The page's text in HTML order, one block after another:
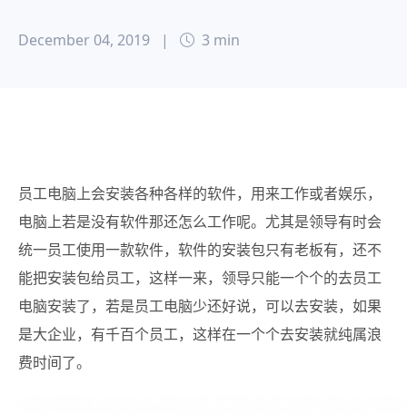
December 04, 2019 | 3 min
员工电脑上会安装各种各样的软件，用来工作或者娱乐，
电脑上若是没有软件那还怎么工作呢。 尤其是领导有时会
统一员工使用一款软件，软件的安装包只有老板有，还不
能把安装包给员工，这样一来，领导只能一个个的去员工
电脑安装了，若是员工电脑少还好说，可以去安装，如果
是大企业，有千百个员工，这样在一个个去安装就纯属浪
费时间了。